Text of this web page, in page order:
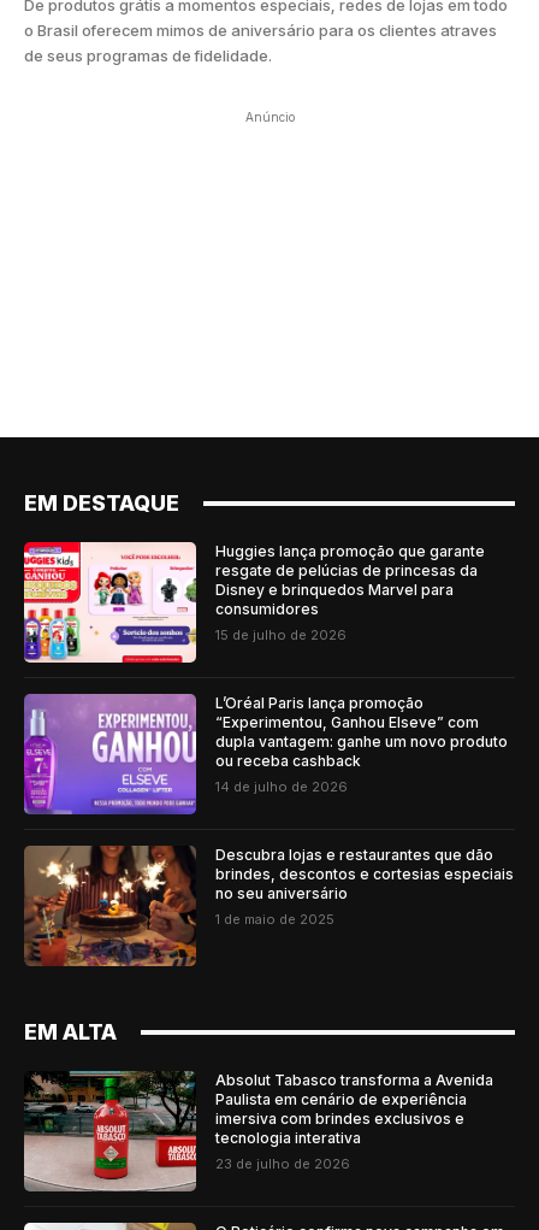
De produtos grátis a momentos especiais, redes de lojas em todo
o Brasil oferecem mimos de aniversário para os clientes atraves
de seus programas de fidelidade.
Anúncio
EM DESTAQUE
Huggies lança promoção que garante
resgate de pelúcias de princesas da
Disney e brinquedos Marvel para
consumidores
15 de julho de 2026
L’Oréal Paris lança promoção
“Experimentou, Ganhou Elseve” com
dupla vantagem: ganhe um novo produto
ou receba cashback
14 de julho de 2026
Descubra lojas e restaurantes que dão
brindes, descontos e cortesias especiais
no seu aniversário
1 de maio de 2025
EM ALTA
Absolut Tabasco transforma a Avenida
Paulista em cenário de experiência
imersiva com brindes exclusivos e
tecnologia interativa
23 de julho de 2026